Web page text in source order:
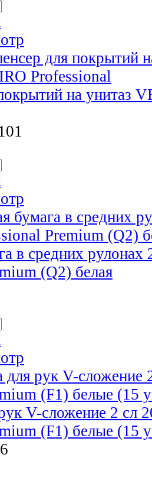
на унитаз
в средних
(Q2) белая
V-сложение 2 сл
(F1) белые (15